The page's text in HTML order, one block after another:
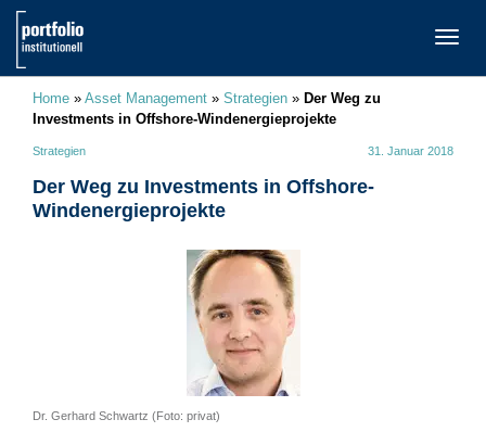
Home » Asset Management » Strategien » Der Weg zu
Investments in Offshore-Windenergieprojekte
Strategien 31. Januar 2018
Der Weg zu Investments in Offshore-
Windenergieprojekte
Dr. Gerhard Schwartz (Foto: privat)